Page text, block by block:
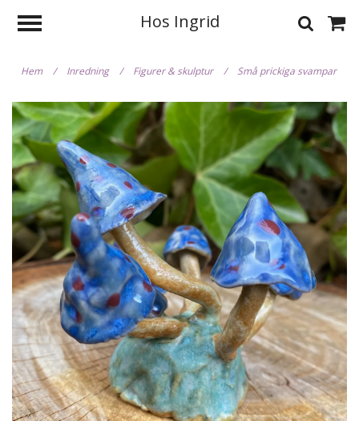
Hos Ingrid
Hem / Inredning / Figurer & skulptur / Små prickiga svampar